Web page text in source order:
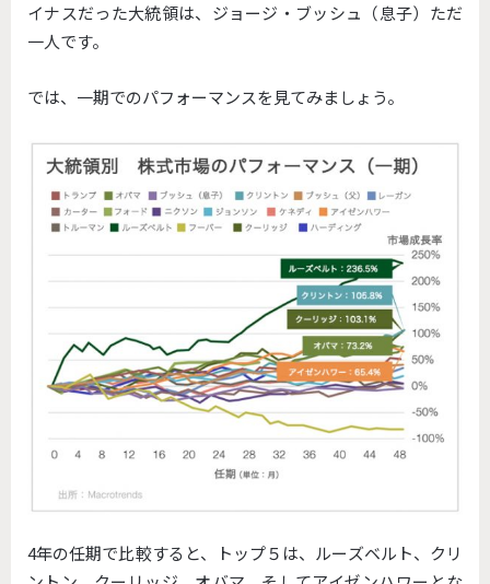
イナスだった大統領は、ジョージ・ブッシュ（息子）ただ
一人です。
では、一期でのパフォーマンスを見てみましょう。
4年の任期で比較すると、トップ５は、ルーズベルト、クリ